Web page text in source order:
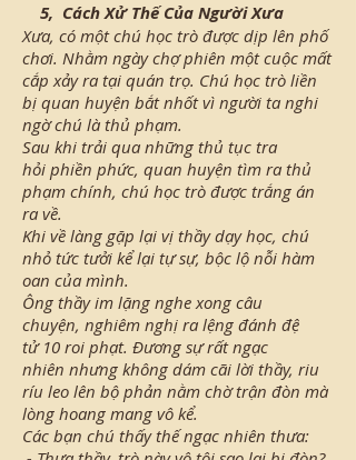
5, Cách Xử Thế Của Người Xưa
Xưa, có một chú học trò được dịp lên phố
chơi. Nhằm ngày chợ phiên một cuộc mất
cắp xảy ra tại quán trọ. Chú học trò liền
bị quan huyện bắt nhốt vì người ta nghi
ngờ chú là thủ phạm.
Sau khi trải qua những thủ tục tra
hỏi phiền phức, quan huyện tìm ra thủ
phạm chính, chú học trò được trắng án
ra về.
Khi về làng gặp lại vị thầy dạy học, chú
nhỏ tức tưởi kể lại tự sự, bộc lộ nỗi hàm
oan của mình.
Ông thầy im lặng nghe xong câu
chuyện, nghiêm nghị ra lệng đánh đệ
tử 10 roi phạt. Đương sự rất ngạc
nhiên nhưng không dám cãi lời thầy, riu
ríu leo lên bộ phản nằm chờ trận đòn mà
lòng hoang mang vô kể.
Các bạn chú thấy thế ngạc nhiên thưa: